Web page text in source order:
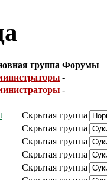
группа Форумы
-
-
Скрытая группа
Скрытая группа
Скрытая группа
Скрытая группа
Скрытая группа